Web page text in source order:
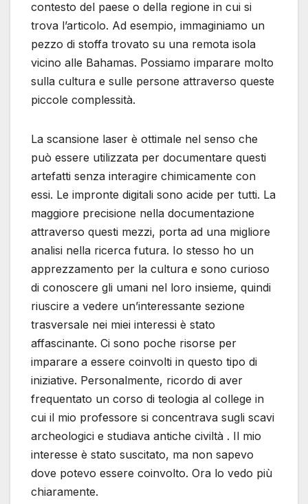
contesto del paese o della regione in cui si
trova l’articolo. Ad esempio, immaginiamo un
pezzo di stoffa trovato su una remota isola
vicino alle Bahamas. Possiamo imparare molto
sulla cultura e sulle persone attraverso queste
piccole complessità.
La scansione laser è ottimale nel senso che
può essere utilizzata per documentare questi
artefatti senza interagire chimicamente con
essi. Le impronte digitali sono acide per tutti. La
maggiore precisione nella documentazione
attraverso questi mezzi, porta ad una migliore
analisi nella ricerca futura. Io stesso ho un
apprezzamento per la cultura e sono curioso
di conoscere gli umani nel loro insieme, quindi
riuscire a vedere un’interessante sezione
trasversale nei miei interessi è stato
affascinante. Ci sono poche risorse per
imparare a essere coinvolti in questo tipo di
iniziative. Personalmente, ricordo di aver
frequentato un corso di teologia al college in
cui il mio professore si concentrava sugli scavi
archeologici e studiava antiche civiltà . Il mio
interesse è stato suscitato, ma non sapevo
dove potevo essere coinvolto. Ora lo vedo più
chiaramente.